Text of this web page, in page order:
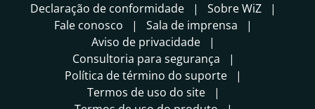
Declaração de conformidade
Sobre WiZ
Fale conosco
Sala de imprensa
Aviso de privacidade
Consultoria para segurança
Política de término do suporte
Termos de uso do site